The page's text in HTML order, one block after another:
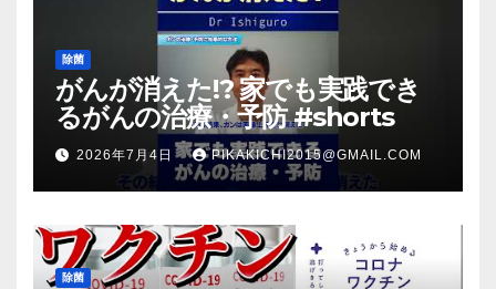
除菌
がんが消えた!? 家でも実践でき
るがんの治療・予防 #shorts
2026年7月4日 PIKAKICHI2015@GMAIL.COM
除菌